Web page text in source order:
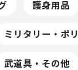
護身用品
ミリタリー・ポ
武道具・その他